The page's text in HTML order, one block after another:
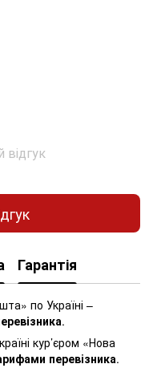
Гарантія
по Україні –
.
кур’єром «Нова
перевізника.